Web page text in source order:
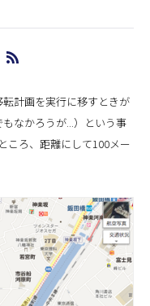
計画を実行に移すときが
なかろうが...）という事
ころ、距離にして100メー